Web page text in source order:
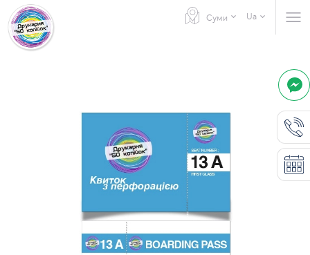
Суми Ua